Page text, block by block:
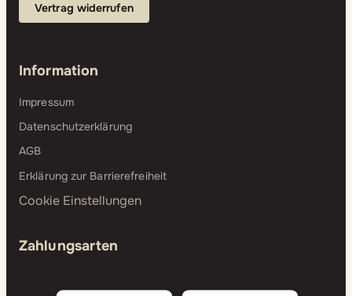
Vertrag widerrufen
Information
Impressum
Datenschutzerklärung
AGB
Erklärung zur Barrierefreiheit
Cookie Einstellungen
Zahlungsarten